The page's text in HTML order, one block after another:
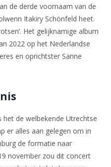
de derde voornaam van de
Itakiry Schönfeld heet.
Het gelijknamige album
2022 op het Nederlandse
en oprichtster Sanne
de welbekende Utrechtse
er alles aan gelegen om in
de formatie naar
november zou dit concert